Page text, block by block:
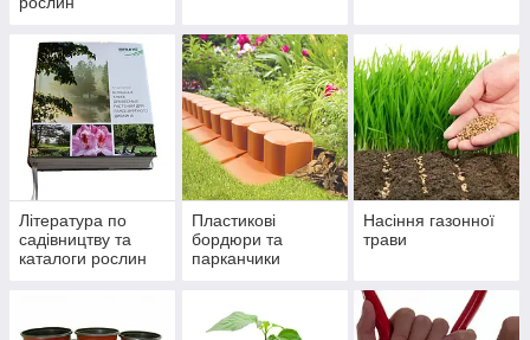
Література по
садівництву та
каталоги рослин
Пластикові
бордюри та
парканчики
Насіння газонної
трави